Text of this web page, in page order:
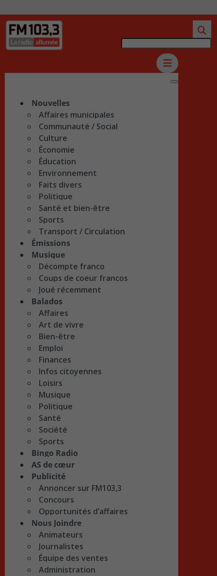
Nouvelles
Affaires municipales
Communauté / Social
Culture
Économie
Éducation
Environnement
Faits divers
Politique
Santé et bien-être
Sports
Transport / Circulation
Émissions
Musique
Décompte franco
Coups de coeur francos
Joué récemment
Balados
Affaires
Art de vivre
Bien-être
Emploi
Finances
Infos citoyennes
Loisirs
Musique
Politique
Santé
Société
Sports
Bingo Radio
AS de cœur
Publicité
Annoncer sur FM103,3
Concours
Opportunités d’affaires
Nous Joindre
Animateurs
Journalistes
Équipe des ventes
Administration